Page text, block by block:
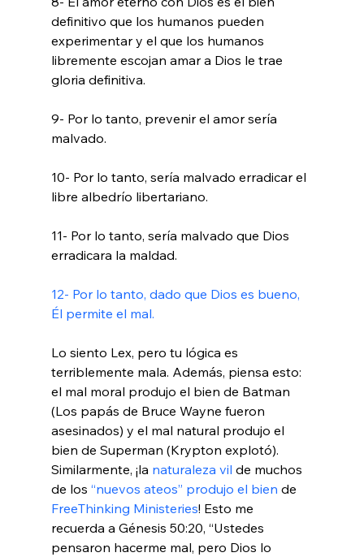
definitivo que los humanos pueden
experimentar y el que los humanos
libremente escojan amar a Dios le trae
gloria definitiva.
9- Por lo tanto, prevenir el amor sería
malvado.
10- Por lo tanto, sería malvado erradicar el
libre albedrío libertariano.
11- Por lo tanto, sería malvado que Dios
erradicara la maldad.
12- Por lo tanto, dado que Dios es bueno,
Él permite el mal.
Lo siento Lex, pero tu lógica es
terriblemente mala. Además, piensa esto:
el mal moral produjo el bien de Batman
(Los papás de Bruce Wayne fueron
asesinados) y el mal natural produjo el
bien de Superman (Krypton explotó).
Similarmente, ¡la naturaleza vil de muchos
de los “nuevos ateos” produjo el bien de
FreeThinking Ministeries! Esto me
recuerda a Génesis 50:20, “Ustedes
pensaron hacerme mal, pero Dios lo